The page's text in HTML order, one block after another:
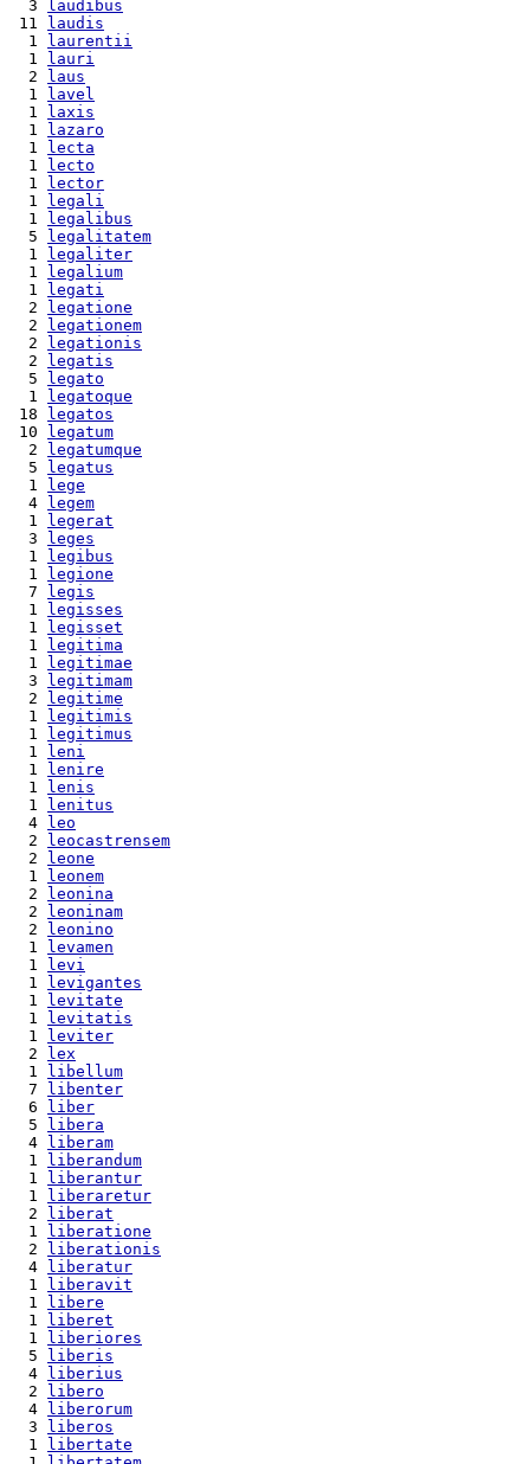
  3
laudibus
11
laudis
  1
laurentii
  1
lauri
  2
laus
  1
lavel
  1
laxis
  1
lazaro
  1
lecta
  1
lecto
  1
lector
  1
legali
  1
legalibus
  5
legalitatem
  1
legaliter
  1
legalium
  1
legati
  2
legatione
  2
legationem
  2
legationis
  2
legatis
  5
legato
  1
legatoque
18
legatos
10
legatum
  2
legatumque
  5
legatus
  1
lege
  4
legem
  1
legerat
  3
leges
  1
legibus
  1
legione
  7
legis
  1
legisses
  1
legisset
  1
legitima
  1
legitimae
  3
legitimam
  2
legitime
  1
legitimis
  1
legitimus
  1
leni
  1
lenire
  1
lenis
  1
lenitus
  4
leo
  2
leocastrensem
  2
leone
  1
leonem
  2
leonina
  2
leoninam
  2
leonino
  1
levamen
  1
levi
  1
levigantes
  1
levitate
  1
levitatis
  1
leviter
  2
lex
  1
libellum
  7
libenter
  6
liber
  5
libera
  4
liberam
  1
liberandum
  1
liberantur
  1
liberaretur
  2
liberat
  1
liberatione
  2
liberationis
  4
liberatur
  1
liberavit
  1
libere
  1
liberet
  1
liberiores
  5
liberis
  4
liberius
  2
libero
  4
liberorum
  3
liberos
  1
libertate